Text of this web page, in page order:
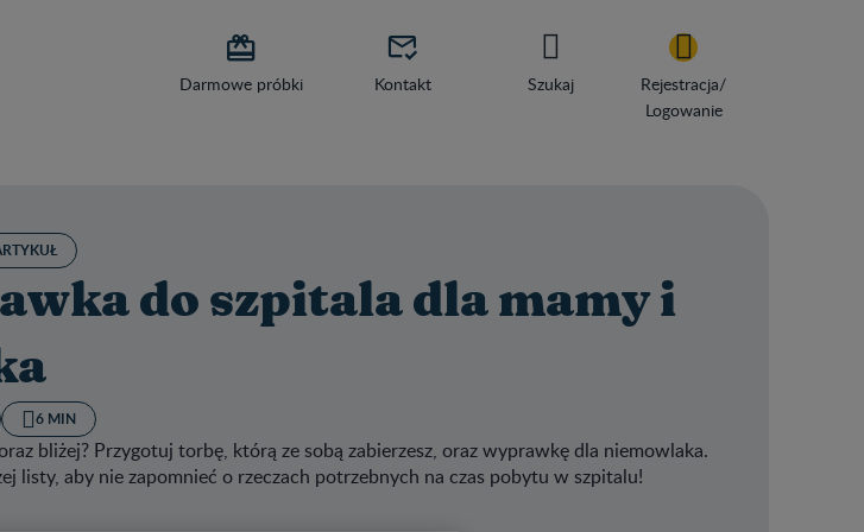

Darmowe próbki

Kontakt Szukaj
Rejestracja/
Logowanie
do szpitala dla mamy i
6 MIN
bliżej? Przygotuj torbę, którą ze sobą zabierzesz, oraz wyprawkę dla niemowlaka.
listy, aby nie zapomnieć o rzeczach potrzebnych na czas pobytu w szpitalu!